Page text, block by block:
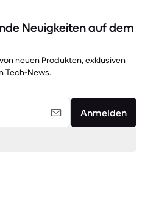
Neuigkeiten auf dem
neuen Produkten, exklusiven
Tech-News.
Anmelden